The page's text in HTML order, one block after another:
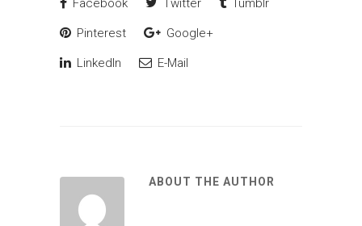
Facebook Twitter Tumblr
Pinterest Google+
LinkedIn E-Mail
ABOUT THE AUTHOR